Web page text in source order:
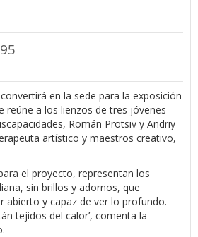
convertirá en la sede para la exposición
reúne a los lienzos de tres jóvenes
Román Protsiv y Andriy
artístico y maestros creativo,
el proyecto, representan los
sin brillos y adornos, que
abierto y capaz de ver lo profundo.
tejidos del calor’, comenta la